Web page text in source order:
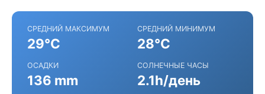
СРЕДНИЙ МАКСИМУМ
29°C
СРЕДНИЙ МИНИМУМ
28°C
ОСАДКИ
136 mm
СОЛНЕЧНЫЕ ЧАСЫ
2.1h/день